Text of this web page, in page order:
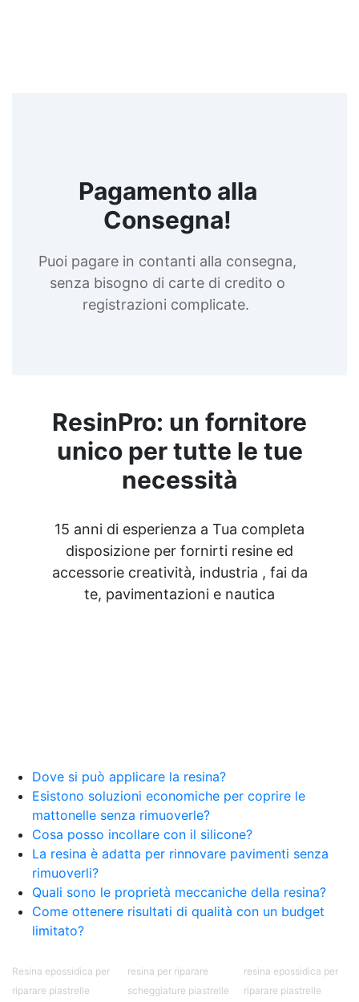
Pagamento alla
Consegna!
Puoi pagare in contanti alla consegna,
senza bisogno di carte di credito o
registrazioni complicate.
ResinPro: un fornitore
unico per tutte le tue
necessità
15 anni di esperienza a Tua completa
disposizione per fornirti resine ed
accessorie creatività, industria , fai da
te, pavimentazioni e nautica
Dove si può applicare la resina?
Esistono soluzioni economiche per coprire le
mattonelle senza rimuoverle?
Cosa posso incollare con il silicone?
La resina è adatta per rinnovare pavimenti senza
rimuoverli?
Quali sono le proprietà meccaniche della resina?
Come ottenere risultati di qualità con un budget
limitato?
Resina epossidica per
riparare piastrelle
resina per riparare
scheggiature piastrelle
resina epossidica per
riparare piastrelle